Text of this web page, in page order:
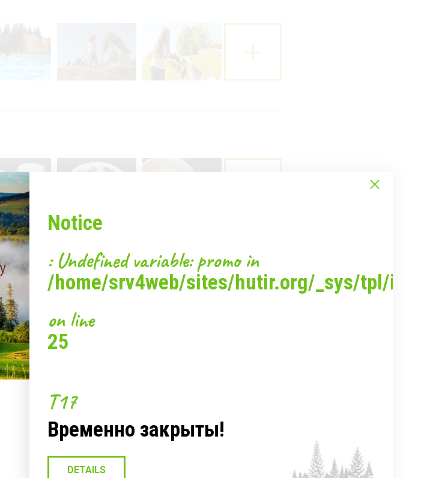
Notice
: Undefined variable: promo in
/home/srv4web/sites/hutir.org/_sys/tpl/inc/
on line
25
T17
Временно закрыты!
DETAILS